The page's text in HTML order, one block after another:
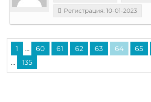
Регистрация: 10-01-2023
1 ... 60 61 62 63 64 65
... 135